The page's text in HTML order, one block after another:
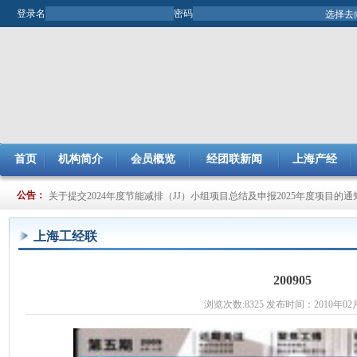
登录名 密码
首页 机构简介 会员概览 经团联新闻 上海产经
公告：
关于开展2025年市企业管理现代化创新成果评审工作的通知
关于提交2024年度节能减排（JJ）小组项目总结及申报2025年度项目的通
上海工经联
200905
浏览次数:8325 发布时间：2010年02